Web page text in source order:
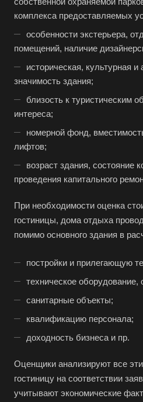
комплекса предоставляемых
особенности экстерьера,
помещений, наличие
историческая, культурная и
значимость здания;
близость к туристическим
интереса;
номерной фонд,
лифтов;
возраст здания, состояние
проведения капитального
При необходимости оценка
гостиницы, дома отдыха
помимо основного здания в
постройки и прилегающую
техническое оборудование,
санитарные объекты;
квалификацию персонала;
доходность бизнеса и пр.
Оценщики анализируют все
гостиницу на соответствии
учитывают экономические
Например:Вологда
Абинск
Азов
Аксай
Алушта
Альметьевск
Ангарск
Анжеро-Судженск
Апрелевка
Арамиль
Арзамас
Архангельск
Асбест
Астрахань
Ахтубинск